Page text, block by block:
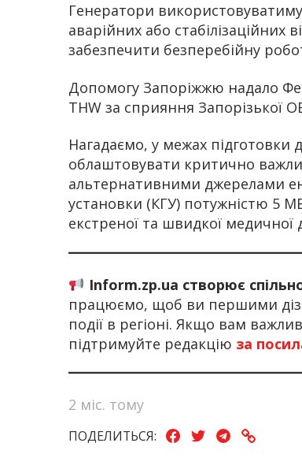
Генератори
аварійних або
забезпечити безперебійну
Допомогу Запоріжжю надало
THW за сприяння Запорізької
Нагадаємо, у межах
облаштовувати критично
альтернативними джерелами
установки (КГУ) потужністю 5
екстреної та швидкої медичної
Inform.zp.ua створює
працюємо, щоб ви першими
події в регіоні. Якщо вам
підтримуйте редакцію за
2 міс. тому
ПОДЕЛИТЬСЯ: